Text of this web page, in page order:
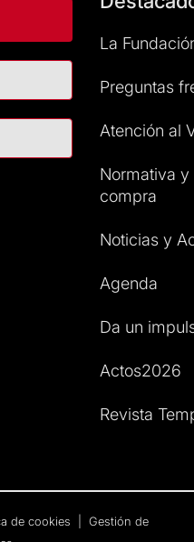
La
Preguntas
Atención al
Normativa
compra
Noticias y
Agenda
Da un
Actos2026
Revista
de cookies
Gestión de